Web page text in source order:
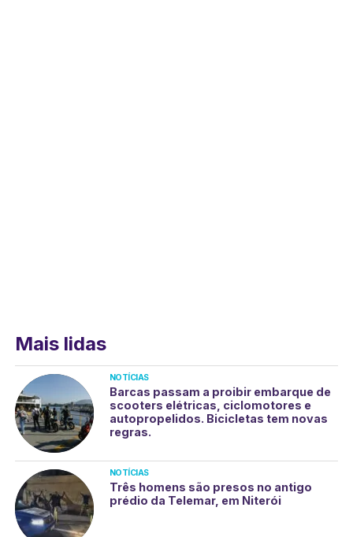
Mais lidas
NOTÍCIAS
Barcas passam a proibir embarque de
scooters elétricas, ciclomotores e
autopropelidos. Bicicletas tem novas
regras.
NOTÍCIAS
Três homens são presos no antigo
prédio da Telemar, em Niterói